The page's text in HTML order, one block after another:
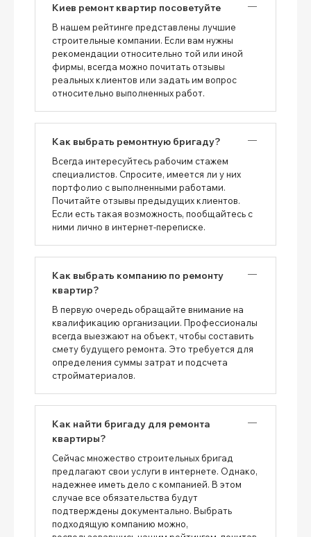
Киев ремонт квартир посоветуйте
В нашем рейтинге представлены лучшие
строительные компании. Если вам нужны
рекомендации относительно той или иной
фирмы, всегда можно почитать отзывы
реальных клиентов или задать им вопрос
относительно выполненных работ.
Как выбрать ремонтную бригаду?
Всегда интересуйтесь рабочим стажем
специалистов. Спросите, имеется ли у них
портфолио с выполненными работами.
Почитайте отзывы предыдущих клиентов.
Если есть такая возможность, пообщайтесь с
ними лично в интернет-переписке.
Как выбрать компанию по ремонту
квартир?
В первую очередь обращайте внимание на
квалификацию организации. Профессионалы
всегда выезжают на объект, чтобы составить
смету будущего ремонта. Это требуется для
определения суммы затрат и подсчета
стройматериалов.
Как найти бригаду для ремонта
квартиры?
Сейчас множество строительных бригад
предлагают свои услуги в интернете. Однако,
надежнее иметь дело с компанией. В этом
случае все обязательства будут
подтверждены документально. Выбрать
подходящую компанию можно,